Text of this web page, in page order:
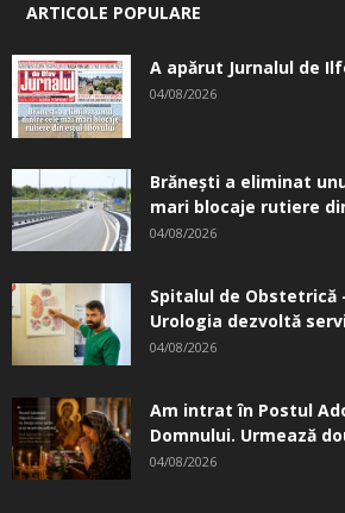
ARTICOLE POPULARE
A apărut Jurnalul de
04/08/2026
Brănești a eliminat
mari blocaje rutiere
04/08/2026
Spitalul de Obstetrică
Urologia dezvoltă
04/08/2026
Am intrat în Postul
Domnului. Urmează
04/08/2026